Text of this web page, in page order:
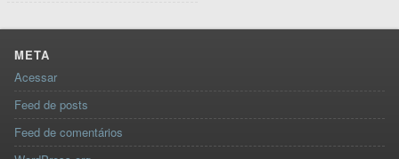
META
Acessar
Feed de posts
Feed de comentários